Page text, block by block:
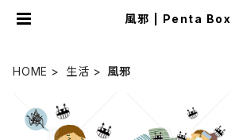
風邪 | Penta Box
HOME 生活 風邪